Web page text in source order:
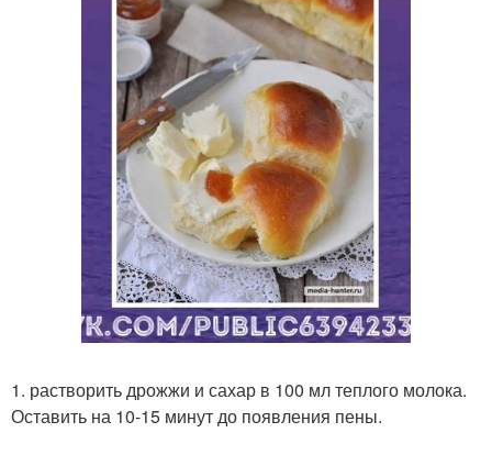
1. растворить дрожжи и сахар в 100 мл теплого молока.
Оставить на 10-15 минут до появления пены.